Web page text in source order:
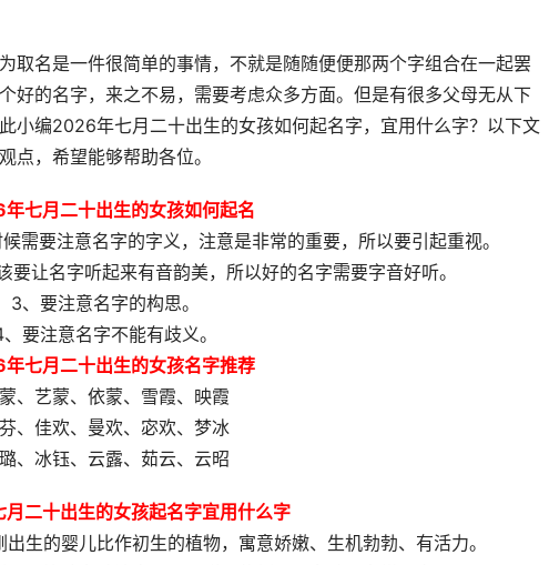
取名是一件很简单的事情，不就是随随便便那两个字组合在一起罢
好的名字，来之不易，需要考虑众多方面。但是有很多父母无从下
小编2026年七月二十出生的女孩如何起名字，宜用什么字？以下文
点，希望能够帮助各位。
七月二十出生的女孩如何起名
需要注意名字的字义，注意是非常的重要，所以要引起重视。
让名字听起来有音韵美，所以好的名字需要字音好听。
3、要注意名字的构思。
、要注意名字不能有歧义。
七月二十出生的女孩名字推荐
、艺蒙、依蒙、雪霞、映霞
、佳欢、曼欢、宓欢、梦冰
、冰钰、云露、茹云、云昭
二十出生的女孩起名字宜用什么字
生的婴儿比作初生的植物，寓意娇嫩、生机勃勃、有活力。